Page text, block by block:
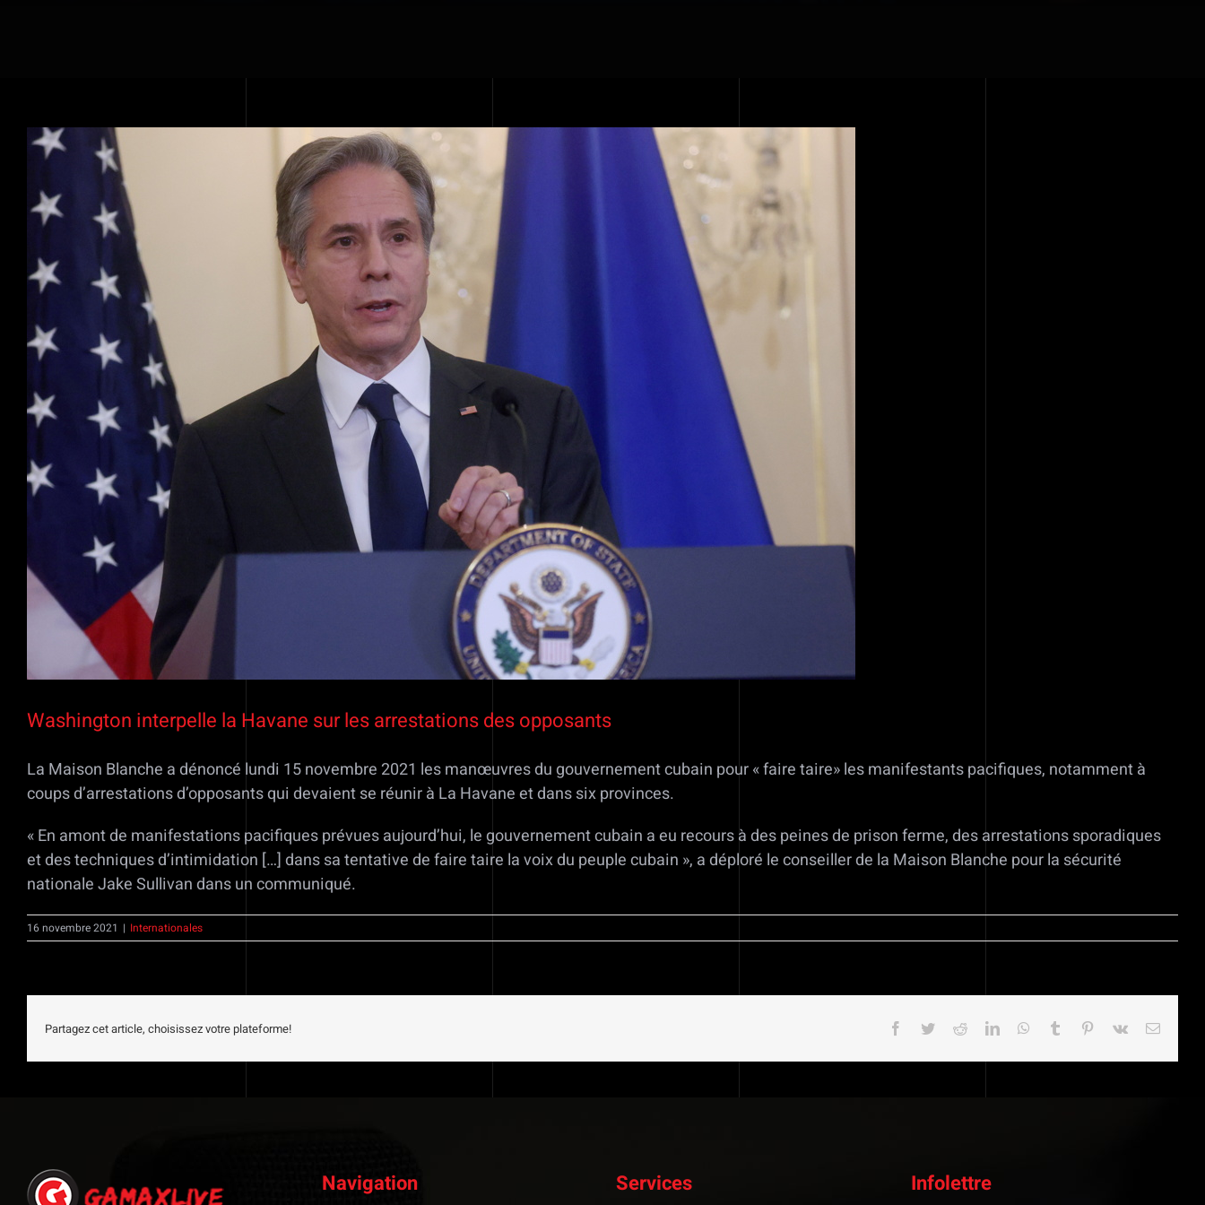
Voir
l'image
agrandie
Washington interpelle la Havane sur les arrestations des opposants
La Maison Blanche a dénoncé lundi 15 novembre 2021 les manœuvres du gouvernement cubain pour « faire taire» les manifestants pacifiques, notamment à
coups d’arrestations d’opposants qui devaient se réunir à La Havane et dans six provinces.
« En amont de manifestations pacifiques prévues aujourd’hui, le gouvernement cubain a eu recours à des peines de prison ferme, des arrestations sporadiques
et des techniques d’intimidation […] dans sa tentative de faire taire la voix du peuple cubain », a déploré le conseiller de la Maison Blanche pour la sécurité
nationale Jake Sullivan dans un communiqué.
16 novembre 2021 | Internationales
Partagez cet article, choisissez votre plateforme! Facebook
TwitterRedditLinkedInWhatsApp
Tumblr Pinterest
Vk Email
Navigation Services Infolettre